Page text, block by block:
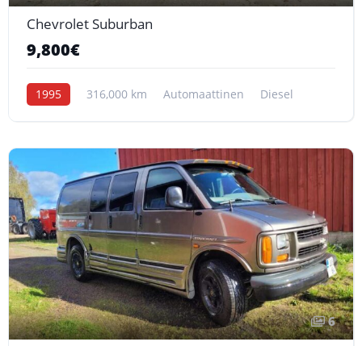
Chevrolet Suburban
9,800€
1995 316,000 km Automaattinen Diesel
6